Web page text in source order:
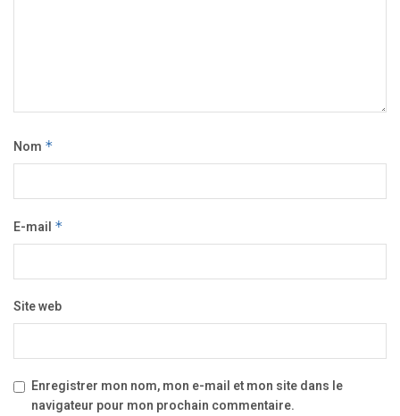
Nom *
E-mail *
Site web
Enregistrer mon nom, mon e-mail et mon site dans le
navigateur pour mon prochain commentaire.